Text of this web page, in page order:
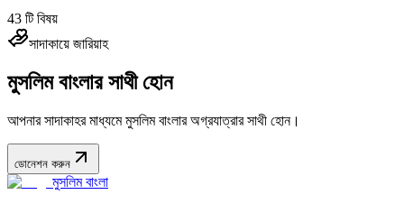
43 টি বিষয়
সাদাকায়ে জারিয়াহ
মুসলিম বাংলার সাথী হোন
আপনার সাদাকাহর মাধ্যমে মুসলিম বাংলার অগ্রযাত্রার সাথী হোন।
ডোনেশন করুন
মুসলিম বাংলা